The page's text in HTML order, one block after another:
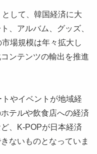
して、韓国経済に大
、アルバム、グッズ、
場規模は年々拡大し
ンテンツの輸出を推進
やイベントが地域経
テルや飲食店への経済
、K-POPが日本経済
ないものとなっていま